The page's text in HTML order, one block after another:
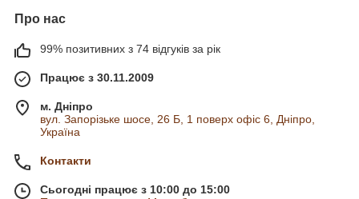
Про нас
99% позитивних з 74 відгуків за рік
Працює з 30.11.2009
м. Дніпро
вул. Запорізьке шосе, 26 Б, 1 поверх офіс 6, Дніпро,
Україна
Контакти
Сьогодні працює з 10:00 до 15:00